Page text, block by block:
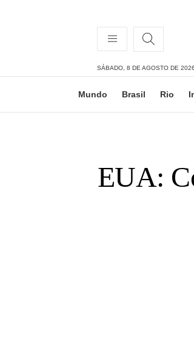
SÁBADO, 8 DE AGOSTO DE 2026
Mundo Brasil Rio
EUA: